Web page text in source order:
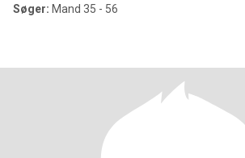
Søger: Mand 35 - 56